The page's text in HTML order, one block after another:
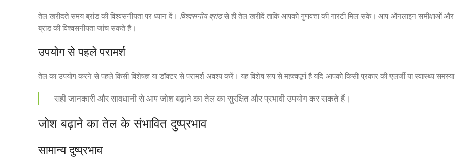
तेल खरीदते समय ब्रांड की विश्वसनीयता पर ध्यान दें। विश्वसनीय ब्रांडसे ही तेल खरीदें ताकि आपको गुणवत्ता की गारंटी मिल सके। आप ऑनलाइन समीक्षाओं और
ब्रांड की विश्वसनीयता जांच सकते हैं।
उपयोग से पहले परामर्श
तेल का उपयोग करने से पहले किसी विशेषज्ञ या डॉक्टर से परामर्श अवश्य करें। यह विशेष रूप से महत्वपूर्ण है यदि आपको किसी प्रकार की एलर्जी या स्वास्थ्य
सही जानकारी और सावधानी से आप जोश बढ़ाने का तेल का सुरक्षित और प्रभावी उपयोग कर सकते हैं।
जोश बढ़ाने का तेल के संभावित दुष्प्रभाव
सामान्य दुष्प्रभाव